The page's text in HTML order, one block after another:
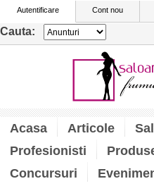
Autentificare Cont nou
Cauta:
Acasa Articole
Profesionisti
Concursuri